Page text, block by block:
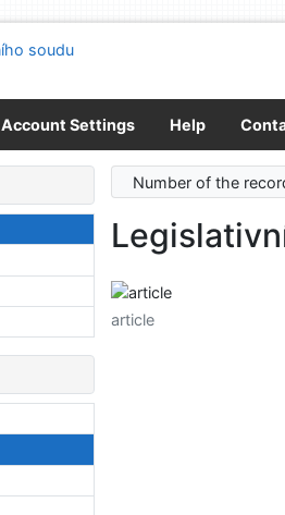
Account Settings Help
Number of the
article